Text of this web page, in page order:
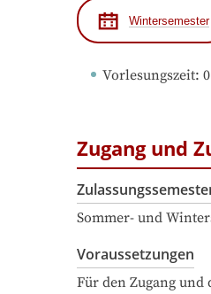
Wintersemester
Vorlesungszeit:
Zugang und
Sommer- und
Voraussetzungen
Für den Zugang und